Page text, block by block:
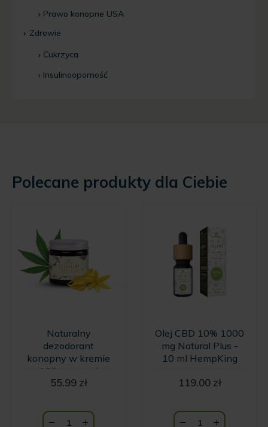
Prawo konopne USA
Zdrowie
Cukrzyca
Insulinooporność
Polecane produkty dla Ciebie
Naturalny
dezodorant
konopny w kremie
z CBD o zapachu
wanilii i kwiatów
HempKing
55.99 zł
Olej CBD 10% 1000
mg Natural Plus -
10 ml HempKing
119.00 zł